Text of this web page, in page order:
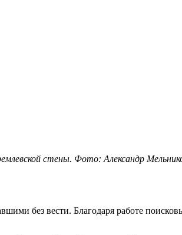
стены. Фото: Александр
без вести. Благодаря работе